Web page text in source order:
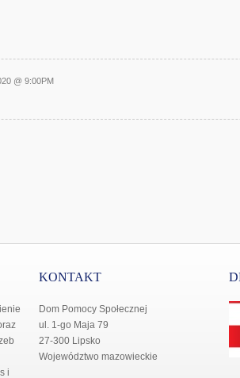
@ 9:00PM
i
KONTAKT
Dom Pomocy Społecznej
ul. 1-go Maja 79
27-300 Lipsko
Województwo mazowieckie